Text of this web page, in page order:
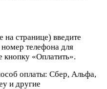
странице) введите
телефона для
«Оплатить».
оплаты: Сбер, Альфа,
и другие